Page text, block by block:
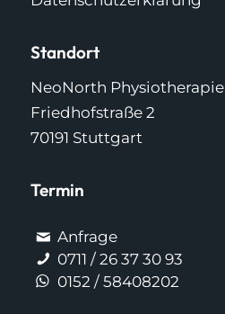
Standort
NeoNorth Physiotherapie
Friedhofstraße 2
70191 Stuttgart
Termin
Anfrage
0711 / 26 37 30 93
0152 / 58408202